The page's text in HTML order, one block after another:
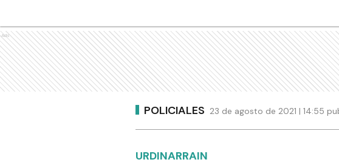
Ads
POLICIALES 23 de agosto de 2021 | 14:55
URDINARRAIN